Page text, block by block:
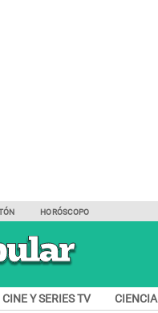
HORÓSCOPO
CINE Y SERIES TV CIENCIA